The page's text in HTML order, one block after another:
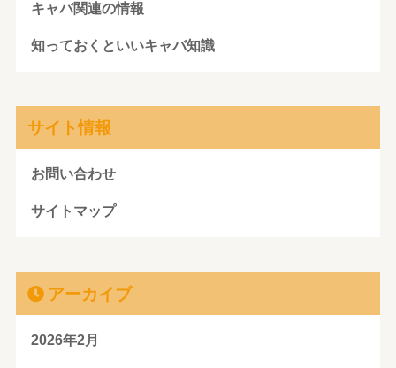
キャバ関連の情報
知っておくといいキャバ知識
サイト情報
お問い合わせ
サイトマップ
アーカイブ
2026年2月